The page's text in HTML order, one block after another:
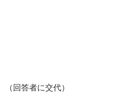
（回答者に交代）